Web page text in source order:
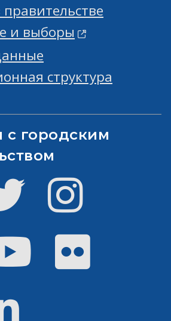
правительстве
и выборы
структура
с городским
Твиттер
Youtube